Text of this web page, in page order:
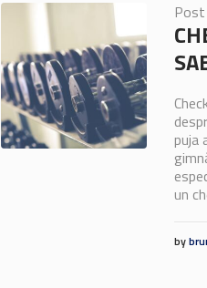
Post
puja
un
by